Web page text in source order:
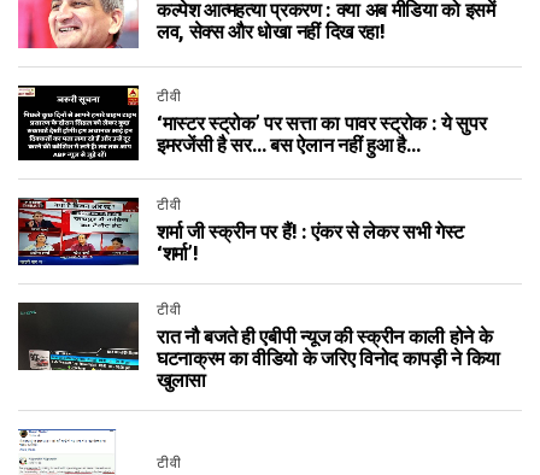
कल्पेश आत्महत्या प्रकरण : क्या अब मीडिया को इसमें
लव, सेक्स और धोखा नहीं दिख रहा!
टीवी
‘मास्टर स्ट्रोक’ पर सत्ता का पावर स्ट्रोक : ये सुपर
इमरजेंसी है सर… बस ऐलान नहीं हुआ है…
टीवी
शर्मा जी स्क्रीन पर हैं! : एंकर से लेकर सभी गेस्ट
‘शर्मा’!
टीवी
रात नौ बजते ही एबीपी न्यूज की स्क्रीन काली होने के
घटनाक्रम का वीडियो के जरिए विनोद कापड़ी ने किया
खुलासा
टीवी